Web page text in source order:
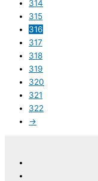
314
315
316
317
318
319
320
321
322
→